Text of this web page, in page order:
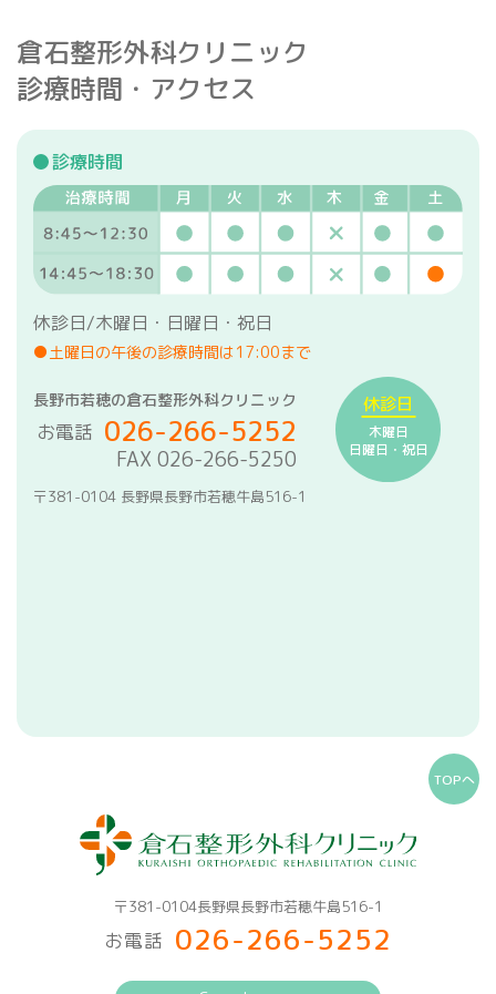
倉石整形外科クリニック
診療時間・アクセス
診療時間
休診日/木曜日・日曜日・祝日
●土曜日の午後の診療時間は17:00まで
長野市若穂の倉石整形外科クリニック
お電話 026-266-5252
FAX 026-266-5250
〒381-0104 長野県長野市若穂牛島516-1
休診日
木曜日
日曜日・祝日
TOPへ
〒381-0104長野県長野市若穂牛島516-1
お電話 026-266-5252